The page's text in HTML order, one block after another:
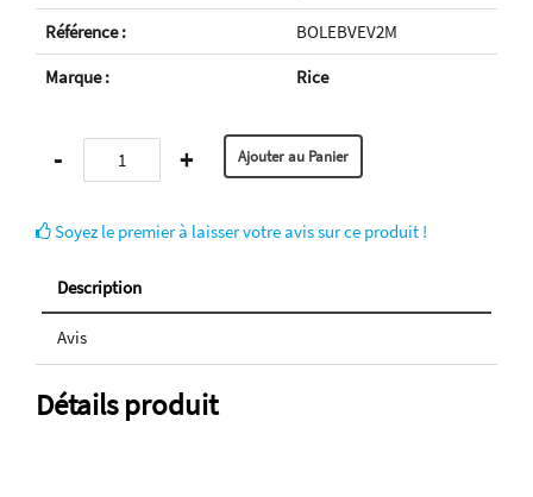
Référence :
BOLEBVEV2M
Marque :
Rice
- +
Soyez le premier à laisser votre avis sur ce produit !
Description
Avis
Détails produit